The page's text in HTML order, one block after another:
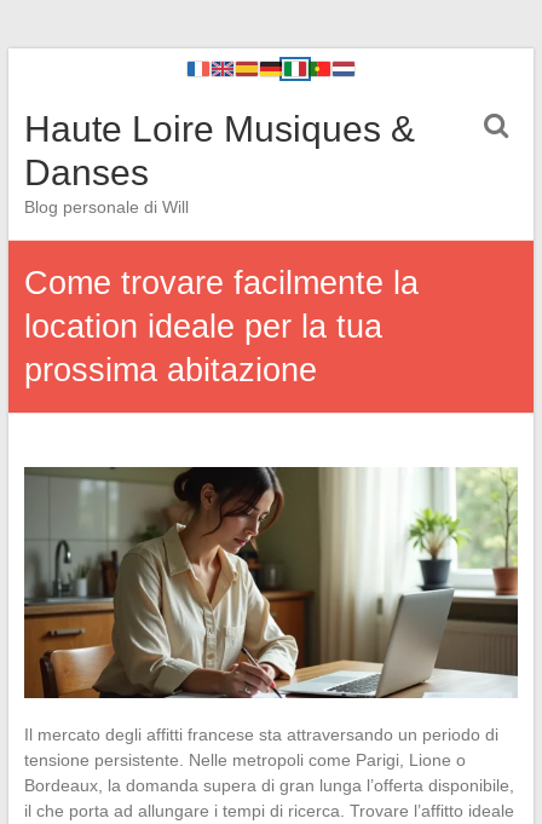
Haute Loire Musiques &
Danses
Blog personale di Will
Come trovare facilmente la
location ideale per la tua
prossima abitazione
Il mercato degli affitti francese sta attraversando un periodo di
tensione persistente. Nelle metropoli come Parigi, Lione o
Bordeaux, la domanda supera di gran lunga l’offerta disponibile,
il che porta ad allungare i tempi di ricerca. Trovare l’affitto ideale